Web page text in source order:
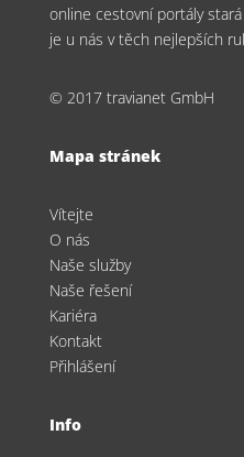
online cestovní portály
je u nás v těch nejlepších
© 2017 travianet GmbH
Mapa stránek
Vítejte
O nás
Naše služby
Naše řešení
Kariéra
Kontakt
Přihlášení
Info